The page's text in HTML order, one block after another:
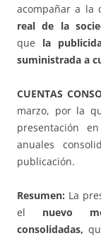
acompañar a la
real de la
que la
suministrada a
CUENTAS
marzo, por la
presentación
anuales
publicación.
Resumen: La
el nuevo
consolidadas,